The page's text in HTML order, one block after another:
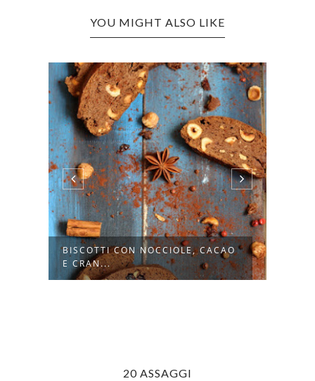
YOU MIGHT ALSO LIKE
BISCOTTI CON NOCCIOLE, CACAO
E CRAN...
20 ASSAGGI